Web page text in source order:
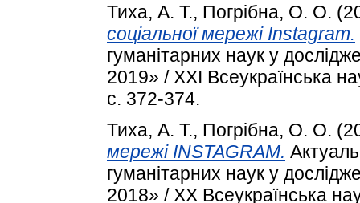
Тиха, А. Т., Погрібна, О. О.
соціальної мережі Instagram.
гуманітарних наук у
2019» / XXI Всеукраїнська
с. 372-374.
Тиха, А. Т., Погрібна, О. О.
мережі INSTAGRAM.
гуманітарних наук у
2018» / XX Всеукраїнська